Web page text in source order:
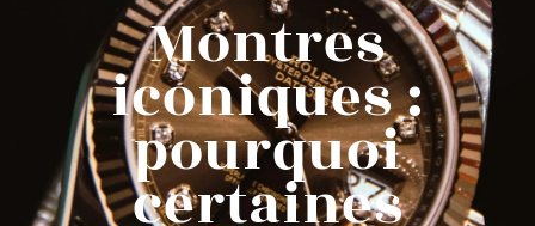
Montres
iconiques :
pourquoi
certaines